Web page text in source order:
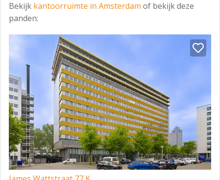
OPLEVERNIVEAU EN VOORZIENINGEN
De hoogwaardige turn-key kantoorruimte zal onder
andere worden opgeleverd inclusief:
- Huidige kantoorindeling.
- Gemeubileerde kantoorunits.
- Wifi-internet.
- Gezamenlijke pantry.
- Bar, koffiecorner en restaurant.
- Top koeling.
- Verlichtingsarmaturen.
- Bemande receptie.
Bekijk kantoorruimte in Amsterdam of bekijk deze
panden: